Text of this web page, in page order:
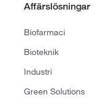
Affärslösningar
Biofarmaci
Bioteknik
Industri
Green Solutions